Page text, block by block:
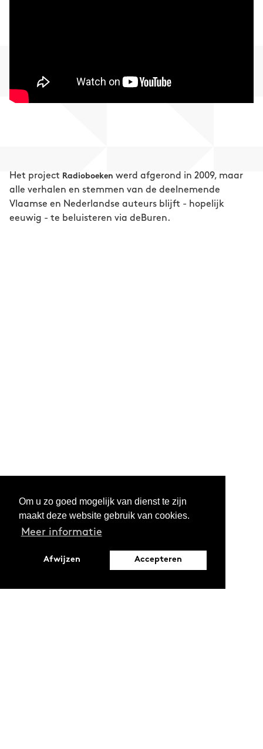
Om u zo goed mogelijk van dienst te zijn
maakt deze website gebruik van cookies.
Meer informatie
Afwijzen Accepteren
Het project Radioboeken werd afgerond in 2009, maar
alle verhalen en stemmen van de deelnemende
Vlaamse en Nederlandse auteurs blijft - hopelijk
eeuwig - te beluisteren via deBuren.